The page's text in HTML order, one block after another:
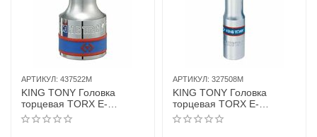
АРТИКУЛ: 437522M
KING TONY Головка
торцевая TORX Е-
стандарт 1/2", E22, L = 39
мм
АРТИКУЛ: 327508M
KING TONY Головка
торцевая TORX Е-
стандарт 3/8", E8, L = 63
мм